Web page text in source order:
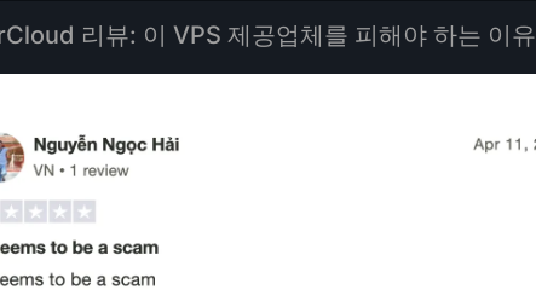
리뷰: 이 VPS 제공업체를 피해야 하는 이유